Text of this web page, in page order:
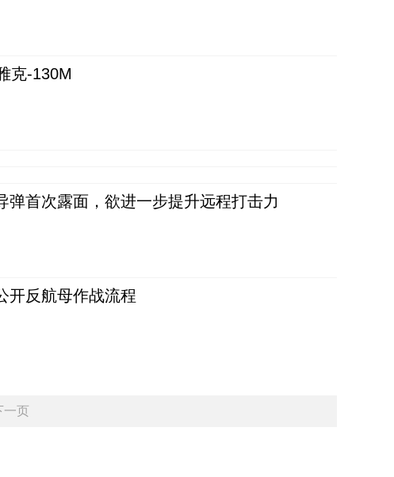
克-130M
弹首次露面，欲进一步提升远程打击力
开反航母作战流程
一页